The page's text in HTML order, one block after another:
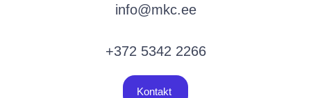
info@mkc.ee
+372 5342 2266
Kontakt